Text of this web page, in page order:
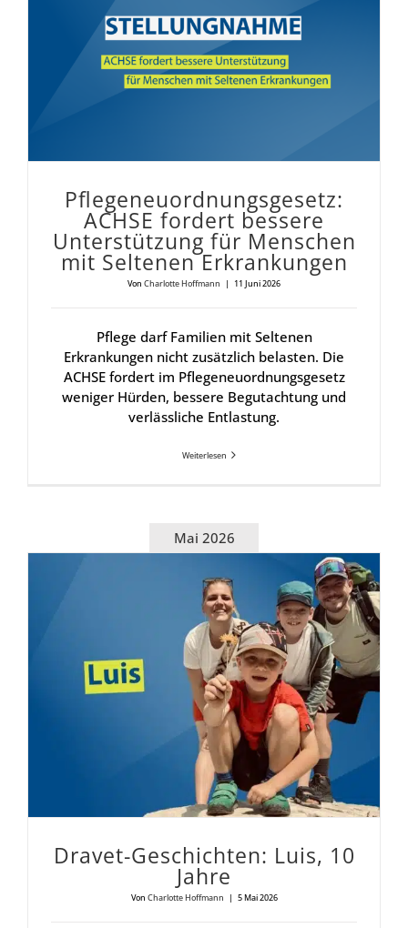
Pfle­ge­neu­ord­nungs­ge­setz:
ACH­SE for­dert bes­se­re
Unter­stüt­zung für Men­schen
mit Sel­te­nen Erkran­kun­gen
Von Charlotte Hoffmann | 11 Juni 2026
Pflege darf Familien mit Seltenen
Erkrankungen nicht zusätzlich belasten. Die
ACHSE fordert im Pflegeneuordnungsgesetz
weniger Hürden, bessere Begutachtung und
verlässliche Entlastung.
Weiterlesen
Mai 2026
Dra­vet-Geschich­ten: Luis, 10
Jah­re
Von Charlotte Hoffmann | 5 Mai 2026